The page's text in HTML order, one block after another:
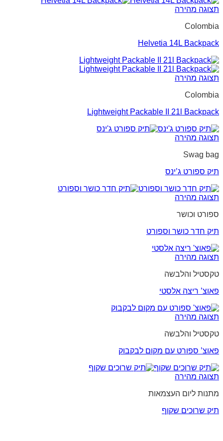
תצוגה מהירה
Colombia
Helvetia 14L Backpack
תצוגה מהירה
Colombia
Lightweight Packable II 21l Backpack
תצוגה מהירה
Swag bag
תיק ספורט ג’ינס
תצוגה מהירה
ספורט וכושר
תיק חדר כושר וספורט
תצוגה מהירה
טקסטיל והלבשה
פאוצ’ ריצה אלסטי
תצוגה מהירה
טקסטיל והלבשה
פאוצ’ ספורט עם מקום לבקבוק
תצוגה מהירה
מתנות ליום העצמאות
תיק שרוכים שקוף